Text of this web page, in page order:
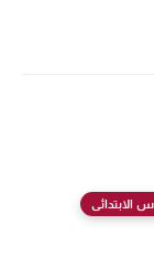
الابتدائى